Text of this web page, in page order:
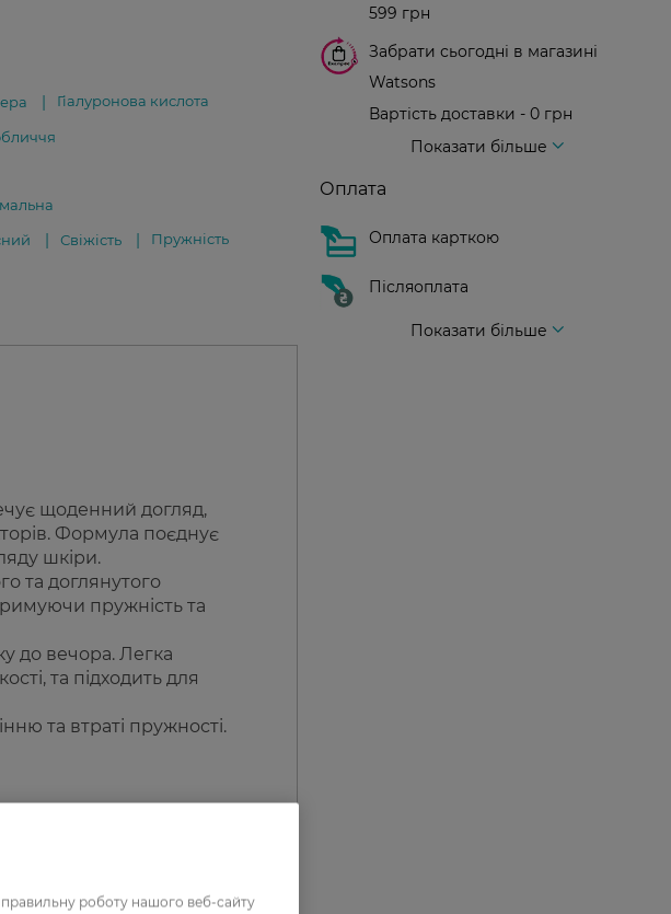
Гіалуронова кислота
Свіжість Пружність
щоденний догляд,
Формула поєднує
шкіри.
та доглянутого
пружність та
до вечора. Легка
та підходить для
та втраті пружності.
599 грн
Забрати сьогодні в магазині
Watsons
Вартість доставки - 0 грн
Показати більше
Оплата
Оплата карткою
Післяоплата
Показати більше
роботу нашого веб-сайту